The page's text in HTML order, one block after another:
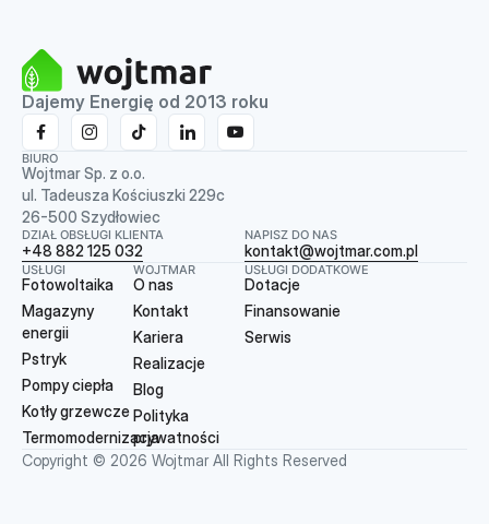
Dajemy Energię od 2013 roku
BIURO
Wojtmar Sp. z o.o.
ul. Tadeusza Kościuszki 229c
26-500 Szydłowiec
DZIAŁ OBSŁUGI KLIENTA
+48 882 125 032
NAPISZ DO NAS
kontakt@wojtmar.com.pl
USŁUGI
Fotowoltaika
Magazyny
energii
Pstryk
Pompy ciepła
Kotły grzewcze
Termomodernizacja
WOJTMAR
O nas
Kontakt
Kariera
Realizacje
Blog
Polityka
prywatności
USŁUGI DODATKOWE
Dotacje
Finansowanie
Serwis
Copyright © 2026 Wojtmar All Rights Reserved